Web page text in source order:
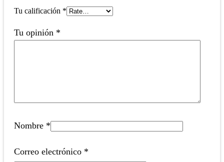
Tu calificación *
Tu opinión *
Nombre *
Correo electrónico *